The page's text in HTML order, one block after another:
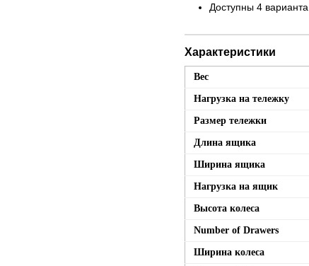
Доступны 4
Характеристики
Вес
Нагрузка на тележку
Размер тележки
Длина ящика
Ширина ящика
Нагрузка на ящик
Высота колеса
Number of Drawers
Ширина колеса